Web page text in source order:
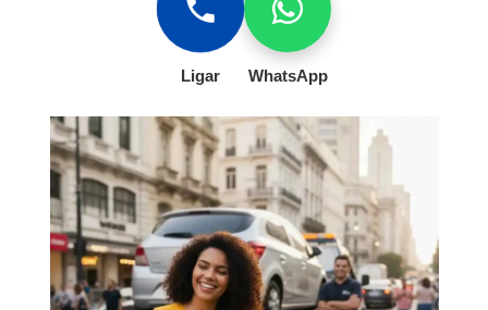
Ligar WhatsApp